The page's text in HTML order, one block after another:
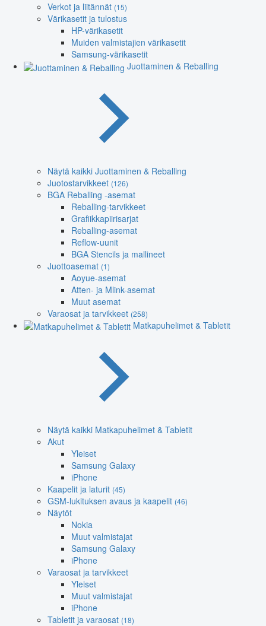
Verkot ja liitännät (15)
Värikasetit ja tulostus
HP-värikasetit
Muiden valmistajien värikasetit
Samsung-värikasetit
Juottaminen & Reballing
Näytä kaikki Juottaminen & Reballing
Juotostarvikkeet (126)
BGA Reballing -asemat
Reballing-tarvikkeet
Grafiikkapiirisarjat
Reballing-asemat
Reflow-uunit
BGA Stencils ja mallineet
Juottoasemat (1)
Aoyue-asemat
Atten- ja Mlink-asemat
Muut asemat
Varaosat ja tarvikkeet (258)
Matkapuhelimet & Tabletit
Näytä kaikki Matkapuhelimet & Tabletit
Akut
Yleiset
Samsung Galaxy
iPhone
Kaapelit ja laturit (45)
GSM-lukituksen avaus ja kaapelit (46)
Näytöt
Nokia
Muut valmistajat
Samsung Galaxy
iPhone
Varaosat ja tarvikkeet
Yleiset
Muut valmistajat
iPhone
Tabletit ja varaosat (18)